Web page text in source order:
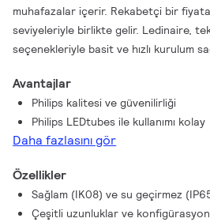
muhafazalar içerir. Rekabetçi bir
seviyeleriyle birlikte gelir. Ledinaire,
seçenekleriyle basit ve hızlı kurulum
Avantajlar
Philips kalitesi ve güvenilirliği
Philips LEDtubes ile kullanımı kolay
Daha fazlasını gör
Özellikler
Sağlam (IK08) ve su geçirmez
Çeşitli uzunluklar ve